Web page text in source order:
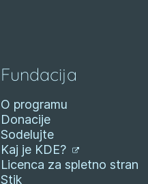
Fundacija
O programu
Donacije
Sodelujte
Kaj je KDE?
Licenca za spletno stran
Stik